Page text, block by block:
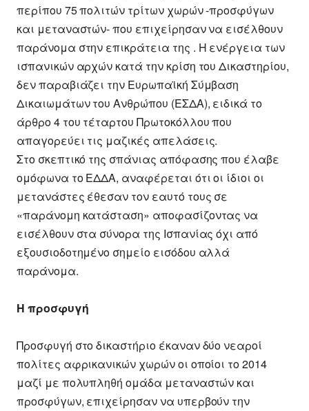
περίπου 75 πολιτών τρίτων χωρών -προσφύγων
και μεταναστών- που επιχείρησαν να εισέλθουν
παράνομα στην επικράτεια της . Η ενέργεια των
ισπανικών αρχών κατά την κρίση του Δικαστηρίου,
δεν παραβιάζει την Ευρωπαϊκή Σύμβαση
Δικαιωμάτων του Ανθρώπου (ΕΣΔΑ), ειδικά το
άρθρο 4 του τέταρτου Πρωτοκόλλου που
απαγορεύει τις μαζικές απελάσεις.
Στο σκεπτικό της σπάνιας απόφασης που έλαβε
ομόφωνα το ΕΔΔΑ, αναφέρεται ότι οι ίδιοι οι
μετανάστες έθεσαν τον εαυτό τους σε
«παράνομη κατάσταση» αποφασίζοντας να
εισέλθουν στα σύνορα της Ισπανίας όχι από
εξουσιοδοτημένο σημείο εισόδου αλλά
παράνομα.
Η προσφυγή
Προσφυγή στο δικαστήριο έκαναν δύο νεαροί
πολίτες αφρικανικών χωρών οι οποίοι το 2014
μαζί με πολυπληθή ομάδα μεταναστών και
προσφύγων, επιχείρησαν να υπερβούν την